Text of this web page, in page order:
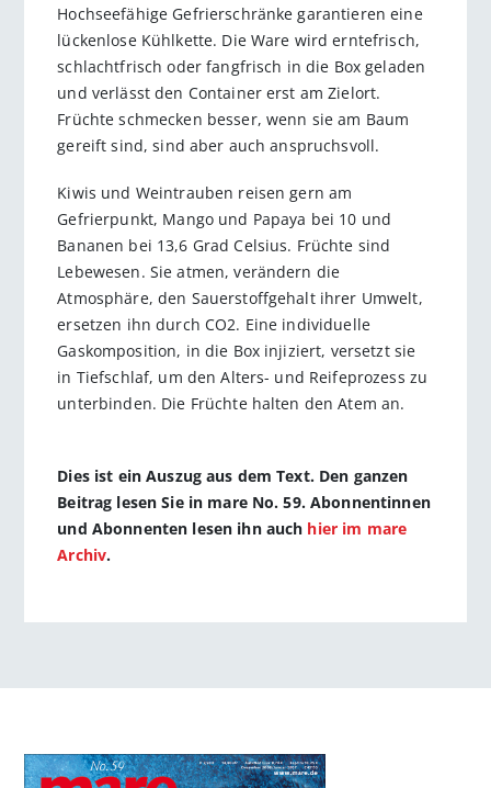
Hochseefähige Gefrierschränke garantieren eine
lückenlose Kühlkette. Die Ware wird erntefrisch,
schlachtfrisch oder fangfrisch in die Box geladen
und verlässt den Container erst am Zielort.
Früchte schmecken besser, wenn sie am Baum
gereift sind, sind aber auch anspruchsvoll.
Kiwis und Weintrauben reisen gern am
Gefrierpunkt, Mango und Papaya bei 10 und
Bananen bei 13,6 Grad Celsius. Früchte sind
Lebewesen. Sie atmen, verändern die
Atmosphäre, den Sauerstoffgehalt ihrer Umwelt,
ersetzen ihn durch CO2. Eine individuelle
Gaskomposition, in die Box injiziert, versetzt sie
in Tiefschlaf, um den Alters- und Reifeprozess zu
unterbinden. Die Früchte halten den Atem an.
Dies ist ein Auszug aus dem Text. Den ganzen
Beitrag lesen Sie in mare No. 59. Abonnentinnen
und Abonnenten lesen ihn auch hier im mare
Archiv.